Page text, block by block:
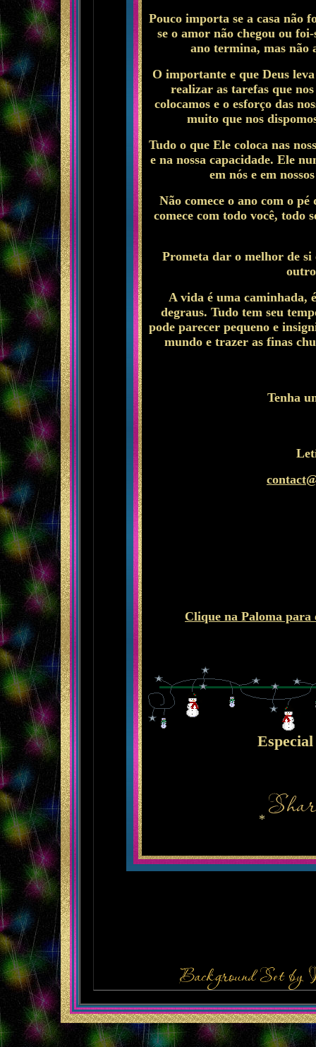
Pouco importa se a casa não
se o amor não chegou ou
ano termina, mas não
O importante e que Deus
realizar as tarefas que
colocamos e o esforço das
muito que nos
Tudo o que Ele coloca nas
e na nossa capacidade. Ele
em nós e em
Não comece o ano com o
comece com todo você, todo
Prometa dar o melhor de si
A vida é uma caminhada,
degraus. Tudo tem seu
pode parecer pequeno e
mundo e trazer as finas
Tenha
Clique na Paloma para
*